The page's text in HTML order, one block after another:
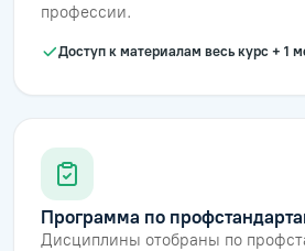
профессии.
Доступ к материалам весь курс + 1
Программа по
Дисциплины отобраны по